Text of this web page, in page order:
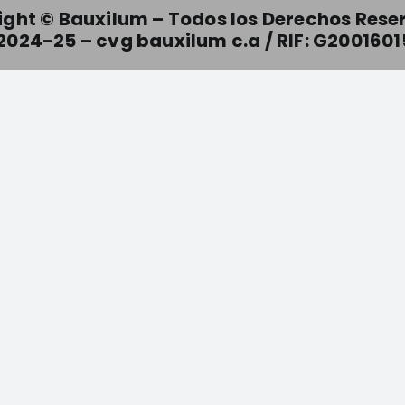
© Bauxilum – Todos los Derechos
25 – cvg bauxilum c.a / RIF: